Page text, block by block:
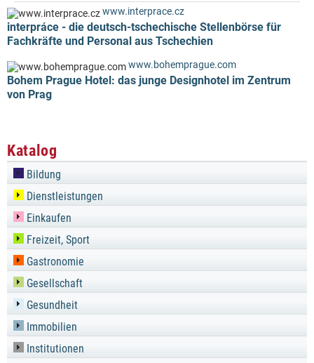
www.interprace.cz
interpráce - die deutsch-tschechische Stellenbörse für
Fachkräfte und Personal aus Tschechien
www.bohemprague.com
Bohem Prague Hotel: das junge Designhotel im Zentrum
von Prag
Katalog
Bildung
Dienstleistungen
Einkaufen
Freizeit, Sport
Gastronomie
Gesellschaft
Gesundheit
Immobilien
Institutionen